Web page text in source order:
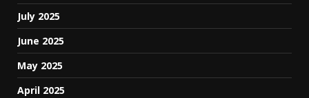
July 2025
June 2025
May 2025
April 2025